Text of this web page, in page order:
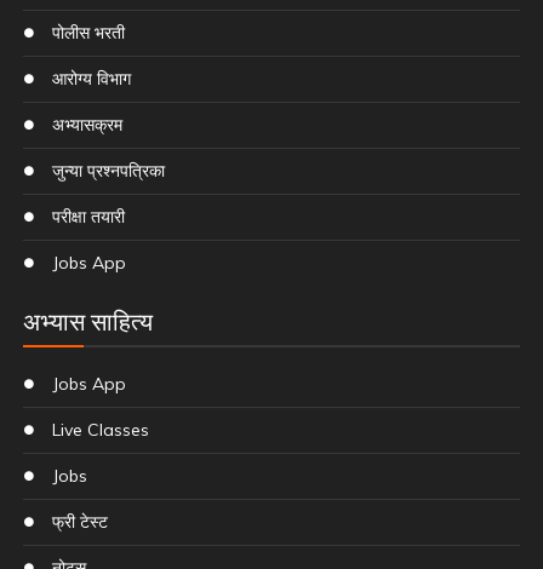
पोलीस भरती
आरोग्य विभाग
अभ्यासक्रम
जुन्या प्रश्नपत्रिका
परीक्षा तयारी
Jobs App
अभ्यास साहित्य
Jobs App
Live Classes
Jobs
फ्री टेस्ट